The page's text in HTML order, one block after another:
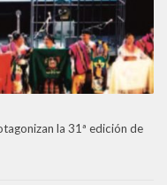
la 31ª edición de